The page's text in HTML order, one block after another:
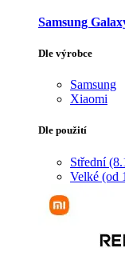
Samsung
Dle výrobce
Samsung
Xiaomi
Dle použití
Střední
Velké (od